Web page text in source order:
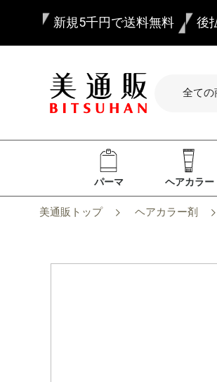
新規5千円で送料無料 後
パーマ ヘアカラー
美通販トップ ヘアカラー剤